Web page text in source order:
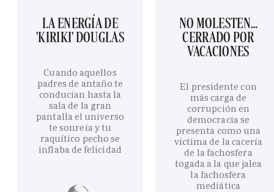
LA ENERGÍA DE
'KIRIKI' DOUGLAS
Cuando aquellos
padres de antaño te
conducían hasta la
sala de la gran
pantalla el universo
te sonreía y tu
raquítico pecho se
inflaba de felicidad
NO MOLESTEN…
CERRADO POR
VACACIONES
El presidente con
más carga de
corrupción en
democracia se
presenta como una
víctima de la cacería
de la fachosfera
togada a la que jalea
la fachosfera
mediática